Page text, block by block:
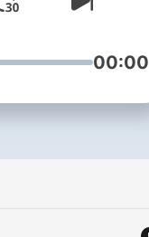
00:00